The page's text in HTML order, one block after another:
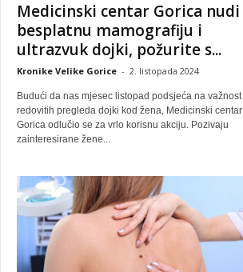
Medicinski centar Gorica nudi
besplatnu mamografiju i
ultrazvuk dojki, požurite s...
Kronike Velike Gorice - 2. listopada 2024
Budući da nas mjesec listopad podsjeća na važnost
redovitih pregleda dojki kod žena, Medicinski centar
Gorica odlučio se za vrlo korisnu akciju. Pozivaju
zainteresirane žene...